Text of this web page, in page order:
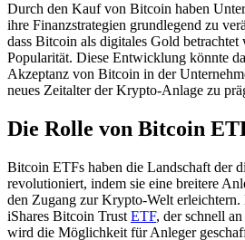
Durch den Kauf von Bitcoin haben
ihre Finanzstrategien grundlegend zu
dass Bitcoin als digitales Gold
Popularität. Diese Entwicklung könnte
Akzeptanz von Bitcoin in der
neues Zeitalter der Krypto-Anlage zu
Die Rolle von Bitcoin
Bitcoin ETFs haben die Landschaft der
revolutioniert, indem sie eine breitere
den Zugang zur Krypto-Welt
iShares Bitcoin Trust ETF, der schnell
wird die Möglichkeit für Anleger